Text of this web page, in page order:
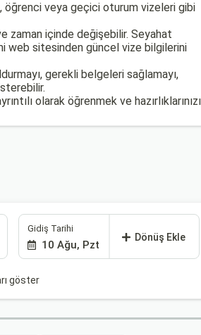
öğrenci veya geçici oturum vizeleri gibi
zaman içinde değişebilir. Seyahat
web sitesinden güncel vize bilgilerini
gerekli belgeleri sağlamayı,
olarak öğrenmek ve hazırlıklarınızı
Gidiş Tarihi
10 Ağu, Pzt
Dönüş Ekle
göster